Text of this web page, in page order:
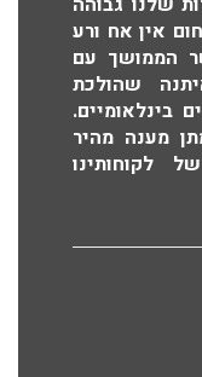
אין אח ורע
הממושך עם
שהולכת
בינלאומיים.
מענה מהיר
לקוחותינו